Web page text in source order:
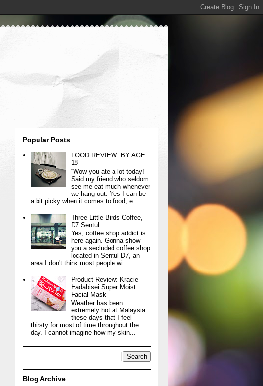
Popular Posts
FOOD REVIEW: BY AGE
18
“Wow you ate a lot today!”
Said my friend who seldom
see me eat much whenever
we hang out. Yes I can be
a bit picky when it comes to food, e...
Three Little Birds Coffee,
D7 Sentul
Yes, coffee shop addict is
here again. Gonna show
you a secluded coffee shop
located in Sentul D7, an
area I don't think most people wi...
Product Review: Kracie
Hadabisei Super Moist
Facial Mask
Weather has been
extremely hot at Malaysia
these days that I feel
thirsty for most of time throughout the
day. I cannot imagine how my skin...
Blog Archive